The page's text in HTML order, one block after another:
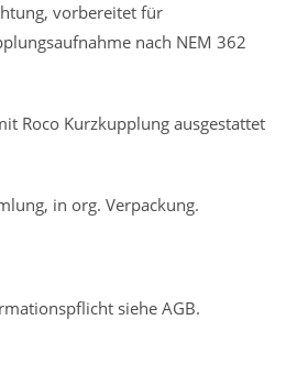
vorbereitet für
nach NEM 362
Roco Kurzkupplung ausgestattet
in org. Verpackung.
siehe AGB.